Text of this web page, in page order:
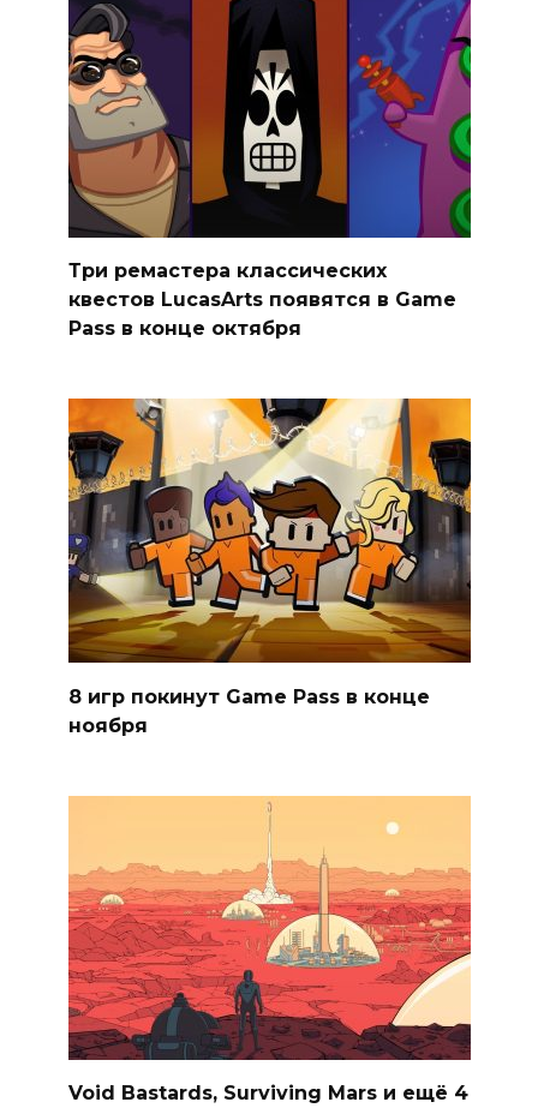
Три ремастера классических
квестов LucasArts появятся в Game
Pass в конце октября
8 игр покинут Game Pass в конце
ноября
Void Bastards, Surviving Mars и ещё 4